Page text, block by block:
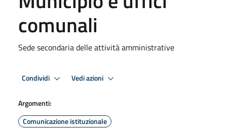
comunali
Sede secondaria delle attività amministrative
Condividi Vedi azioni
Argomenti:
Comunicazione istituzionale